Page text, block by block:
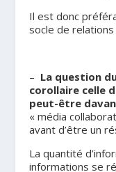
Il est donc
socle de
– La question
corollaire celle
peut-être
« média
avant d’être un
La quantité
informations se